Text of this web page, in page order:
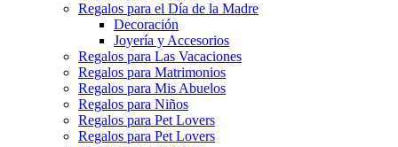
Regalos para el Día de la Madre
Decoración
Joyería y Accesorios
Regalos para Las Vacaciones
Regalos para Matrimonios
Regalos para Mis Abuelos
Regalos para Niños
Regalos para Pet Lovers
Regalos para Pet Lovers